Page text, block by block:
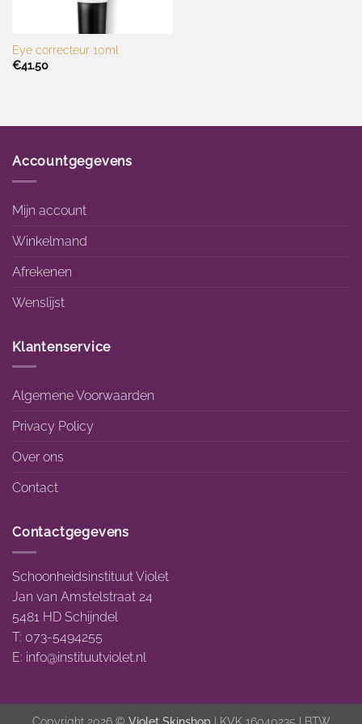
Eye correcteur 10ml
€41.50
Accountgegevens
Mijn account
Winkelmand
Afrekenen
Wenslijst
Klantenservice
Algemene Voorwaarden
Privacy Policy
Over ons
Contact
Contactgegevens
Schoonheidsinstituut Violet
Jan van Amstelstraat 24
5481 HD Schijndel
T: 073-5494255
E: info@instituutviolet.nl
Copyright 2026 © Violet Skinshop | KVK 16040235 | BTW